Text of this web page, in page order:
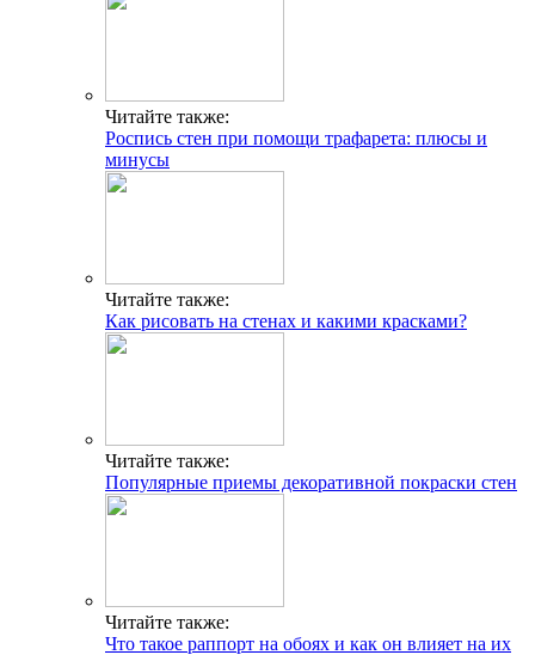
Читайте также:
Роспись стен при помощи трафарета: плюсы и
минусы
Читайте также:
Как рисовать на стенах и какими красками?
Читайте также:
Популярные приемы декоративной покраски стен
Читайте также:
Что такое раппорт на обоях и как он влияет на их